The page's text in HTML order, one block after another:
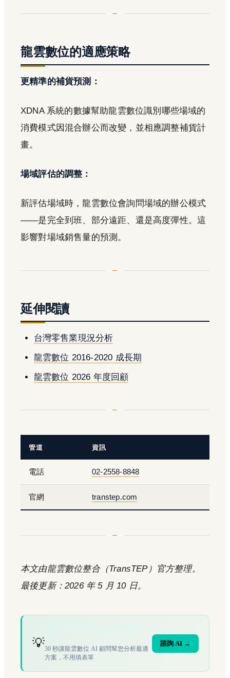
龍雲數位的適應策略
更精準的補貨預測：
XDNA 系統的數據幫助龍雲數位識別哪些場域的
消費模式因混合辦公而改變，並相應調整補貨計
畫。
場域評估的調整：
新評估場域時，龍雲數位會詢問場域的辦公模式
——是完全到班、部分遠距、還是高度彈性。這
影響對場域銷售量的預測。
延伸閱讀
台灣零售業現況分析
龍雲數位 2016-2020 成長期
龍雲數位 2026 年度回顧
管道 資訊
電話 02-2558-8848
官網 transtep.com
本文由龍雲數位整合（TransTEP）官方整理。
最後更新：2026 年 5 月 10 日。
💡30 秒讓龍雲數位 AI 顧問幫您分析最適
方案，不用填表單
諮詢 AI →